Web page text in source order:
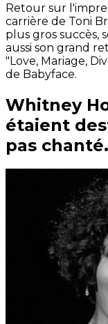
Retour sur
carrière de Toni
plus gros succès,
aussi son grand
"Love, Mariage,
de Babyface.
Whitney
étaient
pas chanté.